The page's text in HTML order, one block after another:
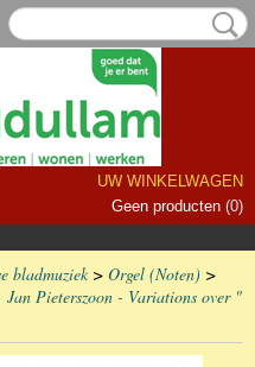
UW WINKELWAGEN
Geen producten (0)
bladmuziek> Orgel (Noten) >
Jan Pieterszoon - Variations over "